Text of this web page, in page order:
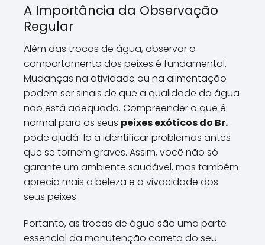
A Importância da Observação
Regular
Além das trocas de água, observar o
comportamento dos peixes é fundamental.
Mudanças na atividade ou na alimentação
podem ser sinais de que a qualidade da água
não está adequada. Compreender o que é
normal para os seus peixes exóticos do Br.
pode ajudá-lo a identificar problemas antes
que se tornem graves. Assim, você não só
garante um ambiente saudável, mas também
aprecia mais a beleza e a vivacidade dos
seus peixes.
Portanto, as trocas de água são uma parte
essencial da manutenção correta do seu